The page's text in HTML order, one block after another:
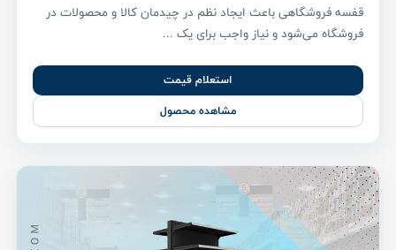
قفسه فروشگاهی باعث ایجاد نظم در چیدمان کالا و محصولات در
فروشگاه می‌شود و نیاز واجب برای یک ...
استعلام قیمت
مشاهده محصول